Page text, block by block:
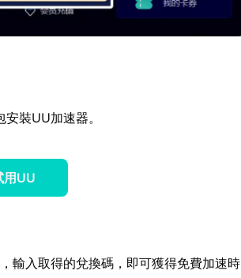
裝UU加速器。
用UU
輸入取得的兌換碼，即可獲得免費加速時